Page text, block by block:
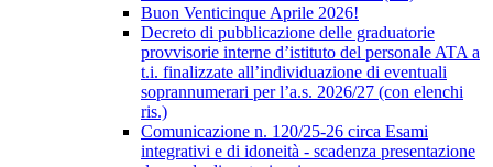
Buon Venticinque Aprile 2026!
Decreto di pubblicazione delle graduatorie
provvisorie interne d’istituto del personale ATA a
t.i. finalizzate all’individuazione di eventuali
soprannumerari per l’a.s. 2026/27 (con elenchi
ris.)
Comunicazione n. 120/25-26 circa Esami
integrativi e di idoneità - scadenza presentazione